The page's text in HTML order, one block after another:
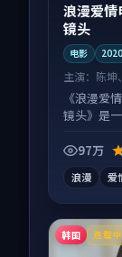
浪漫爱情
镜头
电影 2020
主演： 陈坤
《浪漫爱
镜头》是
别错过，
97万
浪漫 爱
韩国 连载中